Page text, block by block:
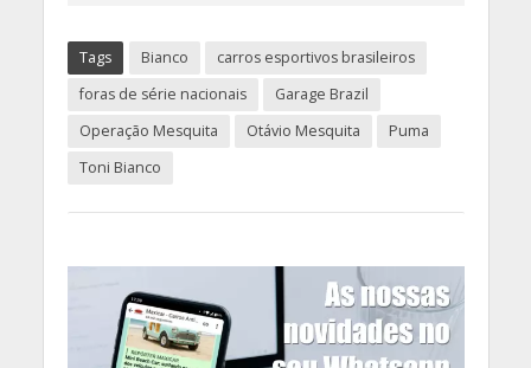
Tags Bianco
carros esportivos brasileiros
foras de série nacionais
Garage Brazil
Operação Mesquita
Otávio Mesquita
Puma
Toni Bianco